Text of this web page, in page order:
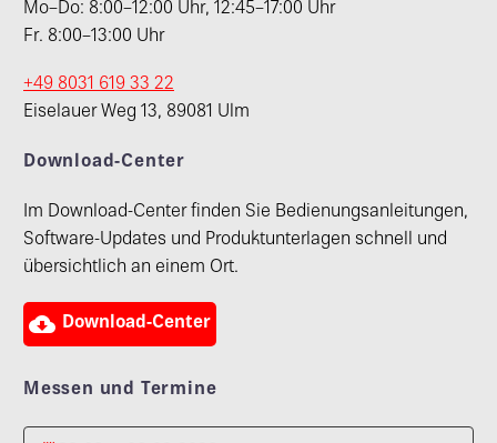
Mo–Do: 8:00–12:00 Uhr, 12:45–17:00 Uhr
Fr. 8:00–13:00 Uhr
+49 8031 619 33 22
Eiselauer Weg 13, 89081 Ulm
Download-Center
Im Download-Center finden Sie Bedienungsanleitungen,
Software-Updates und Produktunterlagen schnell und
übersichtlich an einem Ort.
 Download-Center
Messen und Termine